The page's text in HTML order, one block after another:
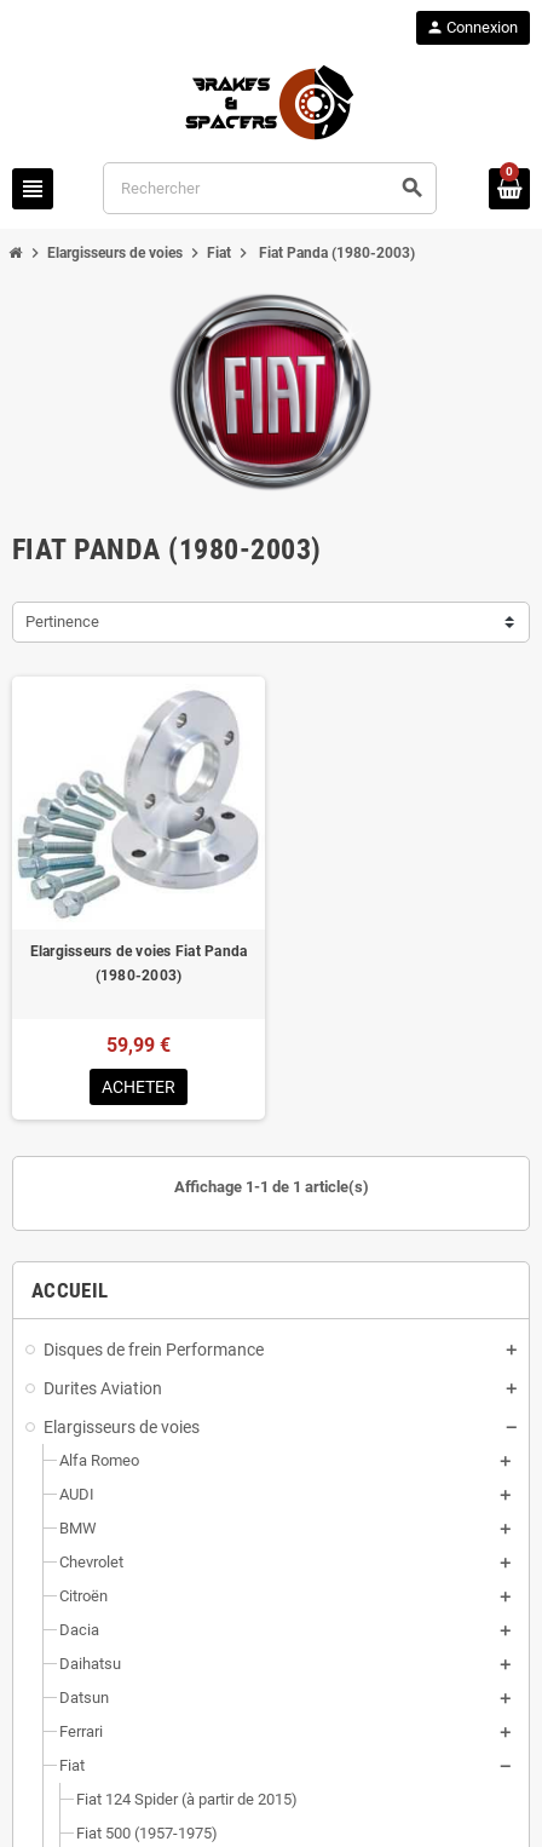
view_headline search
person Connexion
0
chevron_right Elargisseurs de voies chevron_right Fiat chevron_right Fiat Panda (1980-2003)
ACCUEIL
Disques de frein Performance
Durites Aviation
Elargisseurs de voies
Alfa Romeo
AUDI
BMW
Chevrolet
Citroën
Dacia
Daihatsu
Datsun
Ferrari
Fiat
Fiat 124 Spider (à partir de 2015)
Fiat 500 (1957-1975)
FIAT PANDA (1980-2003)
Pertinence
Elargisseurs de voies Fiat Panda
(1980-2003)
59,99 €
ACHETER
Affichage 1-1 de 1 article(s)